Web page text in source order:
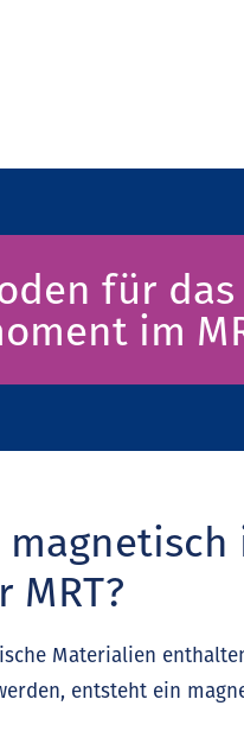
für
im
Materialien
entsteht ein